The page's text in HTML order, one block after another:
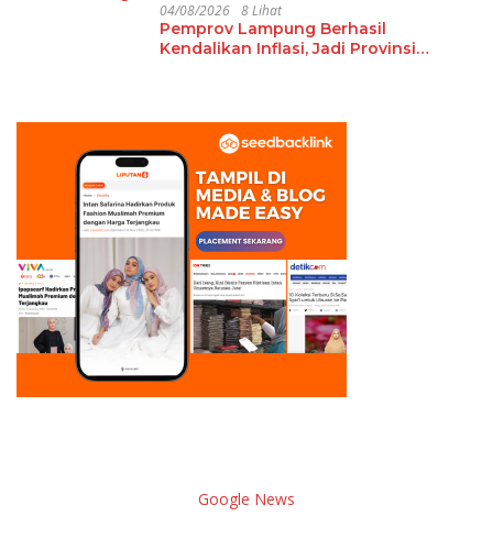
04/08/2026 8 Lihat
Pemprov Lampung Berhasil
Kendalikan Inflasi, Jadi Provinsi
Google News